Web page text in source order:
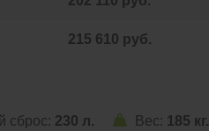
215 610 руб.
сброс: 230 л. Вес: 185 кг.